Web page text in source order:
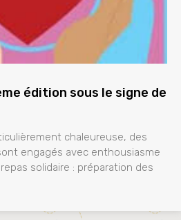
édition sous le signe de
chaleureuse, des
engagés avec enthousiasme
solidaire : préparation des